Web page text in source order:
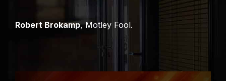
Robert Brokamp, Motley Fool.